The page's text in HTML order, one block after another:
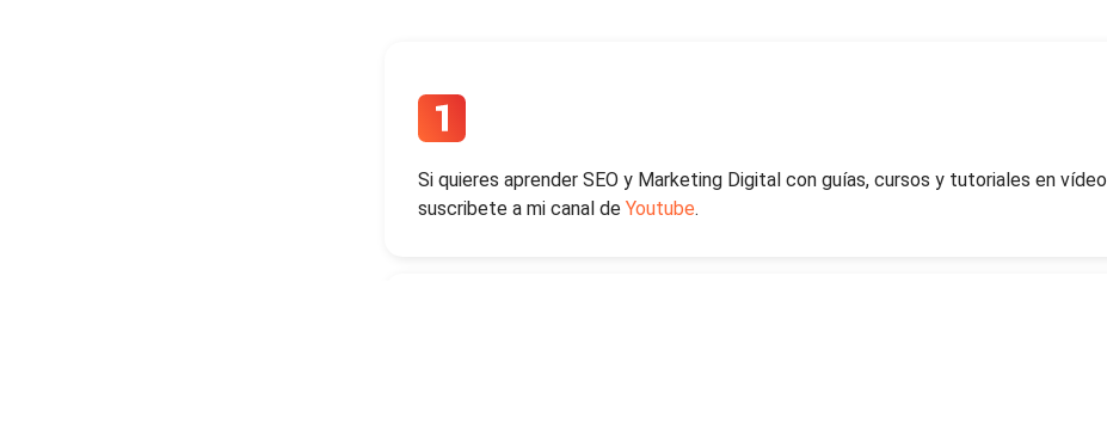
Si quieres aprender SEO y Marketing Digital con guías, cursos y tutoriales en vídeo
suscribete a mi canal deYoutube.